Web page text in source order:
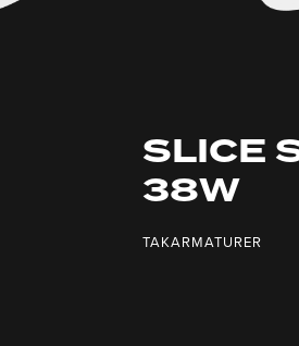
SLICE
38W
TAKARMATURER